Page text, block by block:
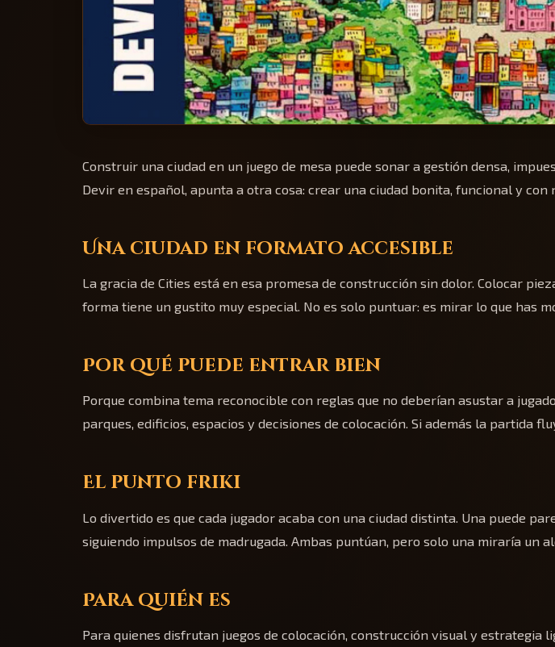
Construir una ciudad en un juego de mesa puede sonar a gestión densa,
Devir en español, apunta a otra cosa: crear una ciudad bonita, funcional y con
Una ciudad en formato accesible
La gracia de Cities está en esa promesa de construcción sin dolor. Colocar
forma tiene un gustito muy especial. No es solo puntuar: es mirar lo que has
Por qué puede entrar bien
Porque combina tema reconocible con reglas que no deberían asustar a
parques, edificios, espacios y decisiones de colocación. Si además la partida
El punto friki
Lo divertido es que cada jugador acaba con una ciudad distinta. Una puede
siguiendo impulsos de madrugada. Ambas puntúan, pero solo una miraría un
Para quién es
Para quienes disfrutan juegos de colocación, construcción visual y